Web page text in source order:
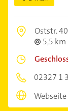
Oststr.
5,5 km
02327 1
Webseite